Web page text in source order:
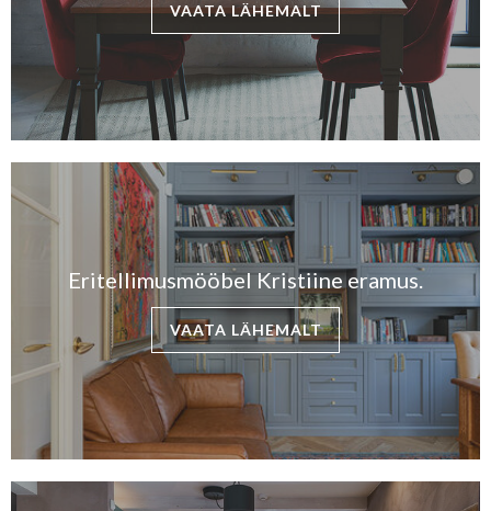
VAATA LÄHEMALT
Eritellimusmööbel Kristiine eramus.
VAATA LÄHEMALT